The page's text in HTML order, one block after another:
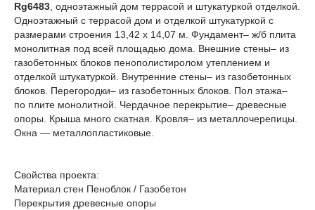
Rg6483 , одноэтажный дом террасой и штукатуркой отделкой.
Одноэтажный с террасой дом и отделкой штукатуркой с
размерами строения 13,42 х 14,07 м. Фундамент– ж/б плита
монолитная под всей площадью дома. Внешние стены– из
газобетонных блоков пенополистиролом утеплением и
отделкой штукатуркой. Внутренние стены– из газобетонных
блоков. Перегородки– из газобетонных блоков. Пол этажа–
по плите монолитной. Чердачное перекрытие– древесные
опоры. Крыша много скатная. Кровля– из металлочерепицы.
Окна — металлопластиковые.
Свойства проекта:
Материал стен Пеноблок / Газобетон
Перекрытия древесные опоры